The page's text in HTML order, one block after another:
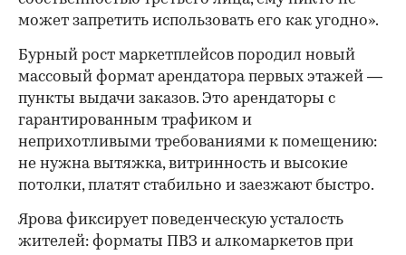
может запретить использовать его как угодно».
Бурный рост маркетплейсов породил новый
массовый формат арендатора первых этажей —
пункты выдачи заказов. Это арендаторы с
гарантированным трафиком и
неприхотливыми требованиями к помещению:
не нужна вытяжка, витринность и высокие
потолки, платят стабильно и заезжают быстро.
Ярова фиксирует поведенческую усталость
жителей: форматы ПВЗ и алкомаркетов при